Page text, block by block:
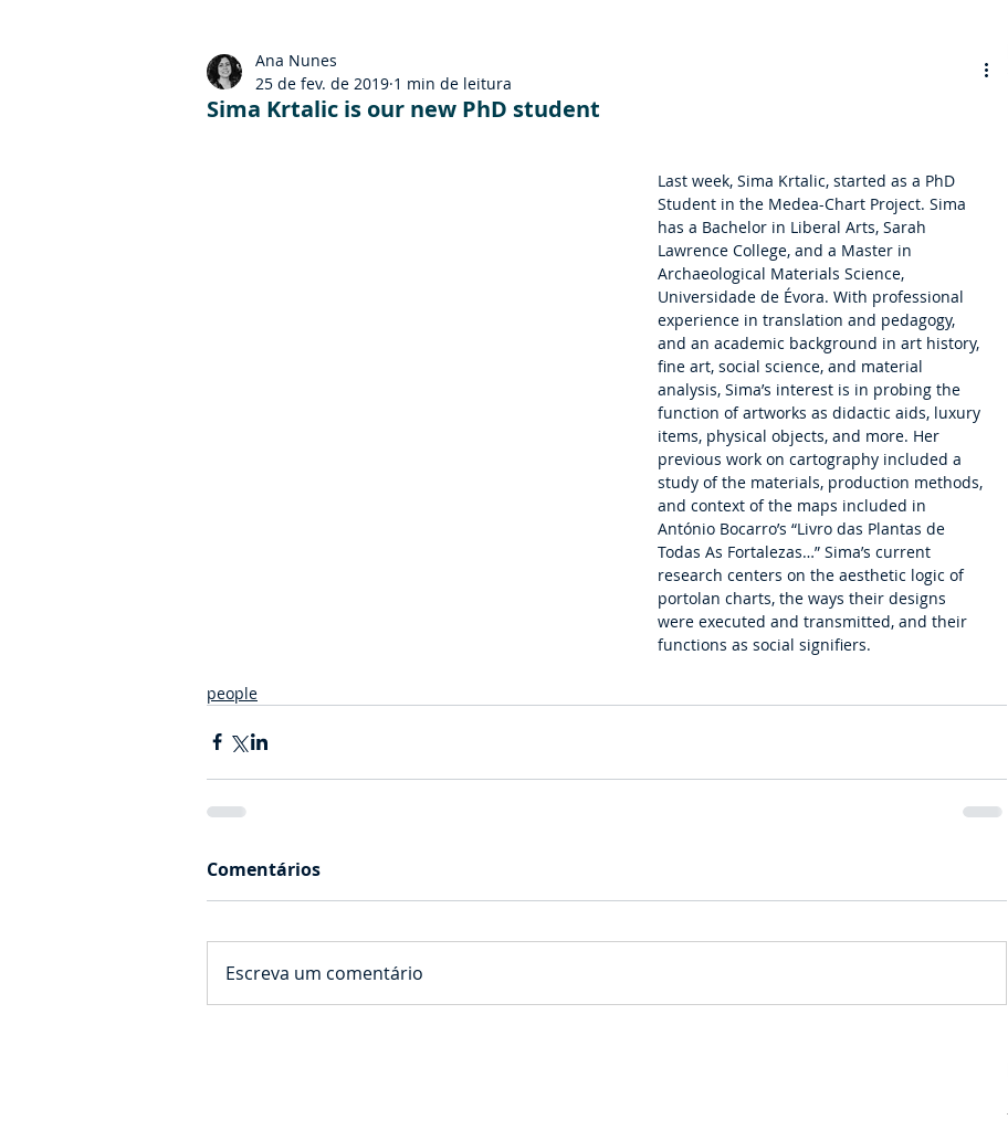
Sima Krtalic is our new PhD student
Ana Nunes
25 de fev. de 2019 1 min de leitura
Last week, Sima Krtalic, started as a PhD
Student in the Medea-Chart Project. Sima
has a Bachelor in Liberal Arts, Sarah
Lawrence College, and a Master in
Archaeological Materials Science,
Universidade de Évora. With professional
experience in translation and pedagogy,
and an academic background in art history,
fine art, social science, and material
analysis, Sima’s interest is in probing the
function of artworks as didactic aids, luxury
items, physical objects, and more. Her
previous work on cartography included a
study of the materials, production methods,
and context of the maps included in
António Bocarro’s “Livro das Plantas de
Todas As Fortalezas…” Sima’s current
research centers on the aesthetic logic of
portolan charts, the ways their designs
were executed and transmitted, and their
functions as social signifiers.
people
Comentários
Escreva um comentário